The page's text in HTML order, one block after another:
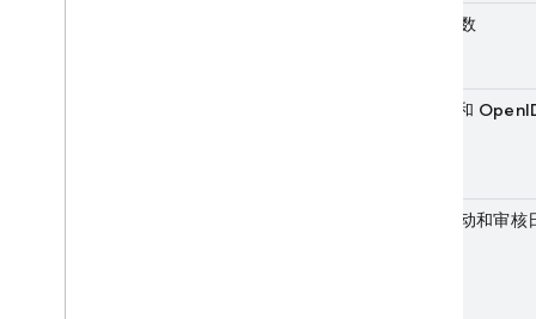
屏蔽函数
SAML 和
用户活动和审核